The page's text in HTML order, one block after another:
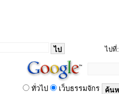
ไปที่:
ทั่วไป เว็บธรรมจักร